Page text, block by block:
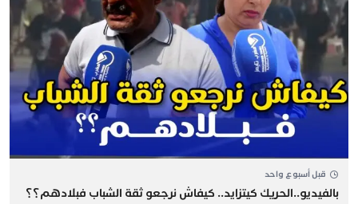
قبل أسبوع واحد
بالفيديو..الحريك كيتزايد.. كيفاش نرجعو ثقة الشباب فبلادهم؟؟